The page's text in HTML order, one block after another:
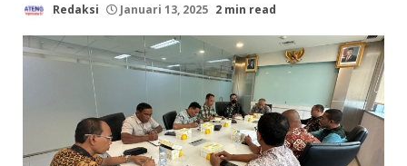
Redaksi Januari 13, 2025 2 min read